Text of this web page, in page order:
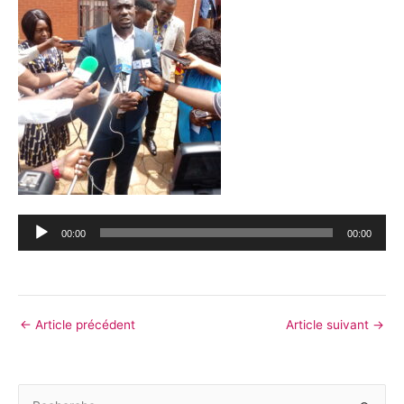
Lecteur
audio
00:00 00:00
← Article précédent Article suivant →